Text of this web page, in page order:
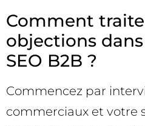
Comment
objections
SEO B2B ?
Commencez par
commerciaux et votre